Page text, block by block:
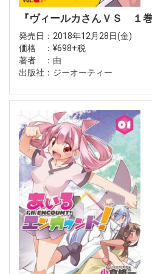
『ヴィールカさんＶＳ １巻
発売日：2018年12月28日(金)
価格 ：¥698+税
著者 ：由
出版社：ジーオーティー